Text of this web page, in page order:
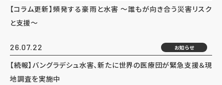
【コラム更新】頻発する豪雨と水害 ～誰もが向き合う災害リスク
と支援～
26.07.22 お知らせ
【続報】バングラデシュ水害、新たに世界の医療団が緊急支援＆現
地調査を実施中